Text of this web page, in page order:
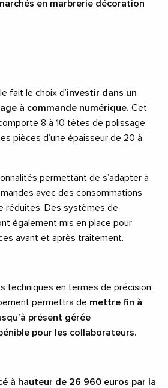
en marbrerie décoration
fait le choix d’investir dans un
à commande numérique. Cet
8 à 10 têtes de polissage,
pièces d’une épaisseur de 20 à
permettant de s’adapter à
avec des consommations
réduites. Des systèmes de
également mis en place pour
avant et après traitement.
techniques en termes de précision
permettra de mettre fin à
présent gérée
pour les collaborateurs.
à hauteur de 26 960 euros par la